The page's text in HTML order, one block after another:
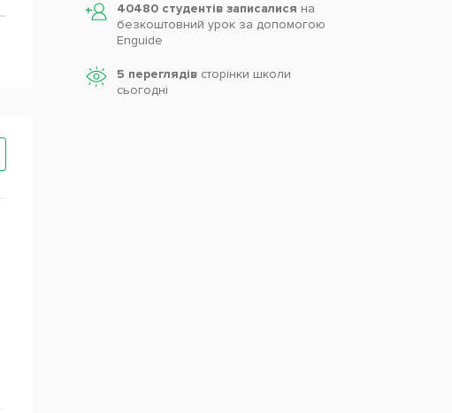
40480 студентів записалися на
безкоштовний урок за допомогою
Enguide
5 переглядівсторінки школи
cьогодні